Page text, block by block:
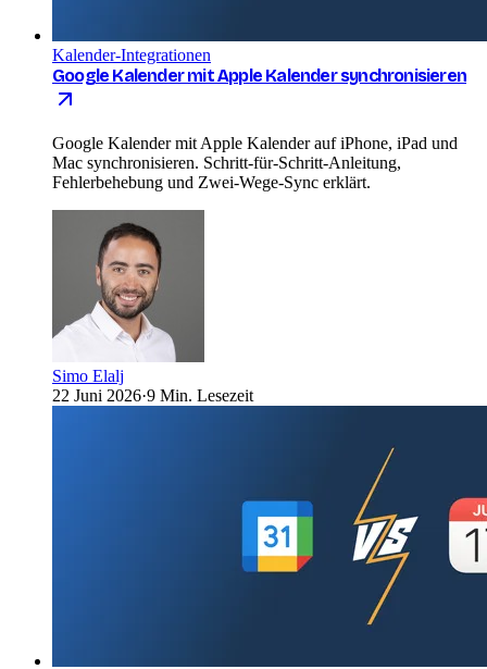
Kalender-Integrationen
Google Kalender mit Apple Kalender synchronisieren
Google Kalender mit Apple Kalender auf iPhone, iPad und
Mac synchronisieren. Schritt-für-Schritt-Anleitung,
Fehlerbehebung und Zwei-Wege-Sync erklärt.
Simo Elalj
22 Juni 2026·9 Min. Lesezeit